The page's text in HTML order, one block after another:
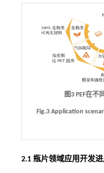
图3 PEF在
Fig.3 Application
2.1 瓶片领域应用开发